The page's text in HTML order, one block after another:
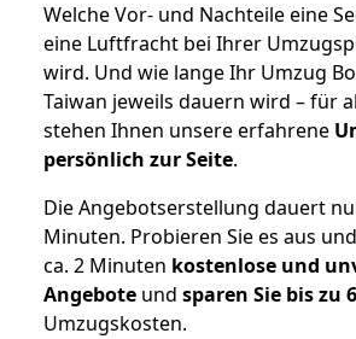
Welche Vor- und Nachteile eine
eine Luftfracht bei Ihrer
wird. Und wie lange Ihr Umzug
Taiwan jeweils dauern wird – für
stehen Ihnen unsere erfahrene
persönlich zur Seite.
Die Angebotserstellung dauert
Minuten. Probieren Sie es aus
ca. 2 Minuten kostenlose und
Angebote und sparen Sie bis zu
Umzugskosten.